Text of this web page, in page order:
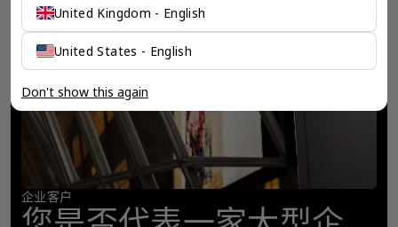
企业客户
United Kingdom - English
United States - English
Don't show this again